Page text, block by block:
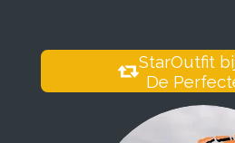
StarOutfit
De